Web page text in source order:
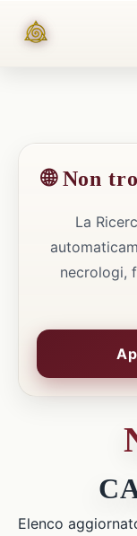
🌐 Non
La
necrologi,
Elenco